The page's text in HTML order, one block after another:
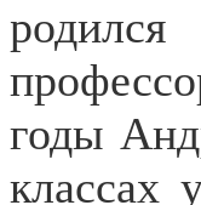
годы
классах